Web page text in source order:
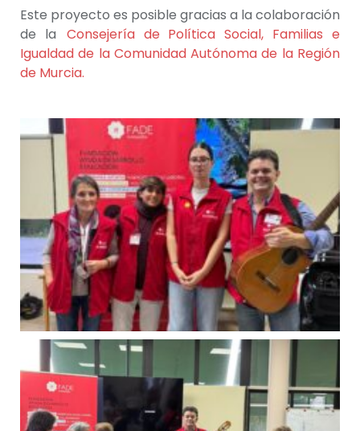
Este proyecto es posible gracias a la colaboración
de la Consejería de Política Social, Familias e
Igualdad de la Comunidad Autónoma de la Región
de Murcia.